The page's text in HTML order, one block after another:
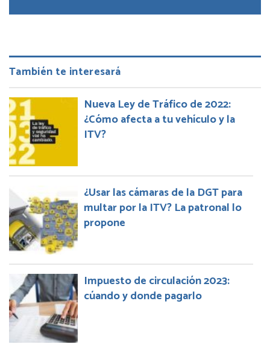
También te interesará
Nueva Ley de Tráfico de 2022:
¿Cómo afecta a tu vehículo y la
ITV?
¿Usar las cámaras de la DGT para
multar por la ITV? La patronal lo
propone
Impuesto de circulación 2023:
cúando y donde pagarlo